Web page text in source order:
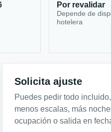
Por revalidar
Depende de
hotelera
Solicita ajuste
Puedes pedir todo
menos escalas, más
ocupación o salida en